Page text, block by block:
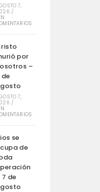
7,
/
por
–
de
7,
/
se
de
7 de